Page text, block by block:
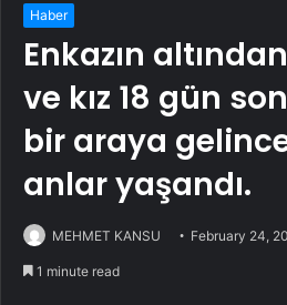
Haber
Enkazın
ve kız 18 gün
bir araya
anlar yaşandı.
MEHMET KANSU February 24,
1 minute read